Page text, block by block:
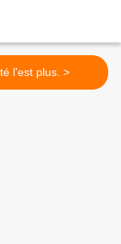
L'été l'est plus. >